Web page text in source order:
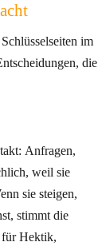
im
die
Anfragen,
weil sie
sie steigen,
stimmt die
für Hektik,